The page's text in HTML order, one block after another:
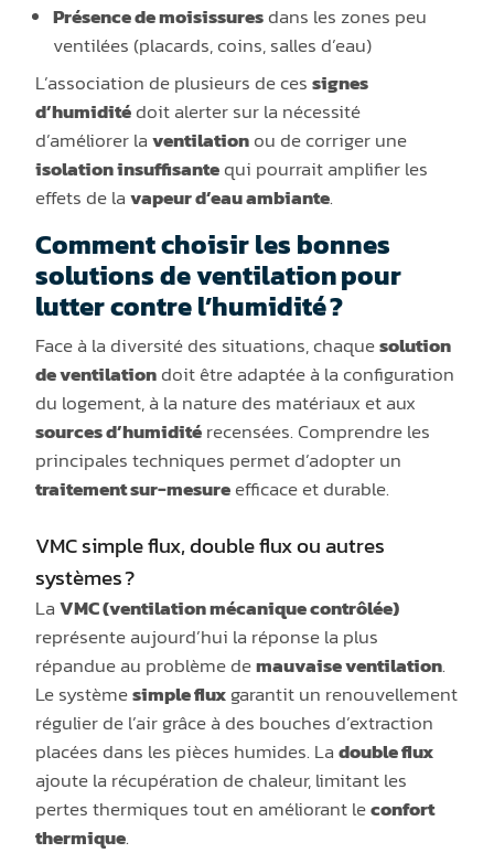
Présence de moisissuresdans les zones peu
ventilées (placards, coins, salles d’eau)
L’association de plusieurs de cessignes
d’humiditédoit alerter sur la nécessité
d’améliorer laventilationou de corriger une
isolation insuffisantequi pourrait amplifier les
effets de lavapeur d’eau ambiante.
Comment choisir les bonnes
solutions de ventilation pour
lutter contre l’humidité ?
Face à la diversité des situations, chaquesolution
de ventilationdoit être adaptée à la configuration
du logement, à la nature des matériaux et aux
sources d’humiditérecensées. Comprendre les
principales techniques permet d’adopter un
traitement sur-mesureefficace et durable.
VMC simple flux, double flux ou autres
systèmes ?
LaVMC (ventilation mécanique contrôlée)
représente aujourd’hui la réponse la plus
répandue au problème demauvaise ventilation.
Le systèmesimple fluxgarantit un renouvellement
régulier de l’air grâce à des bouches d’extraction
placées dans les pièces humides. Ladouble flux
ajoute la récupération de chaleur, limitant les
pertes thermiques tout en améliorant leconfort
thermique.